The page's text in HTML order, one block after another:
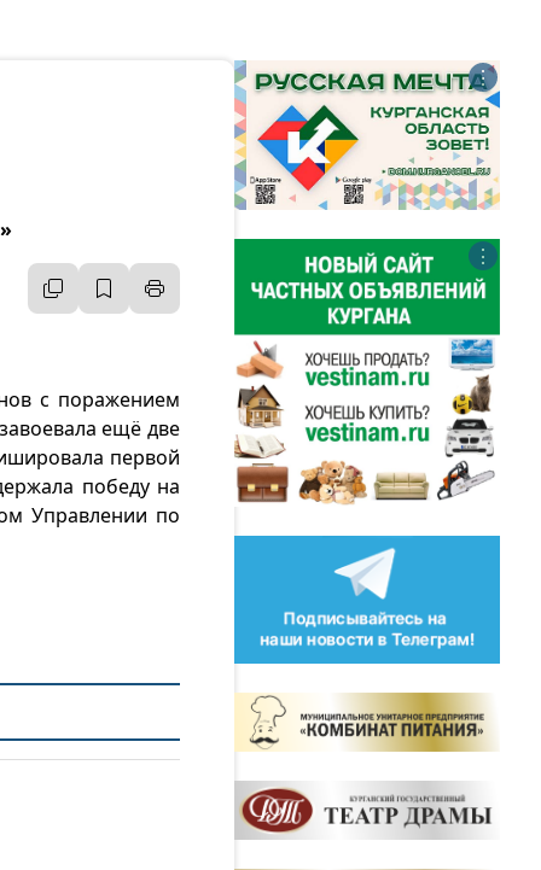
с поражением
ещё две
первой
победу на
Управлении по
⋮
⋮